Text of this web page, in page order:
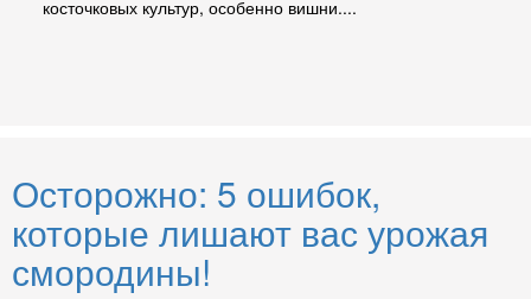
косточковых культур, особенно вишни....
Осторожно: 5 ошибок,
которые лишают вас урожая
смородины!